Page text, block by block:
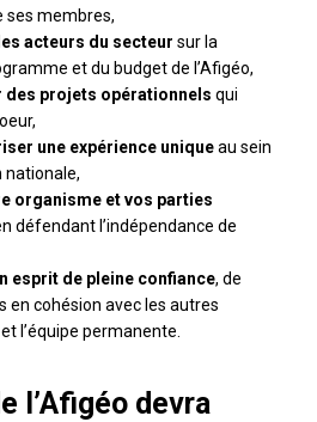
ses membres,
acteurs du secteur sur la
et du budget de l’Afigéo,
des projets opérationnels qui
une expérience uniqueau sein
nationale,
organisme et vos parties
défendant l’indépendance de
esprit de pleine confiance, de
en cohésion avec les autres
l’équipe permanente.
l’Afigéo devra